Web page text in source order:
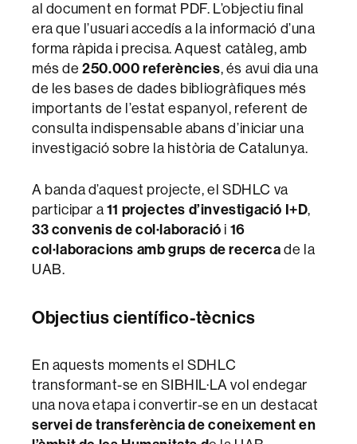
al document en format PDF. L’objectiu final
era que l’usuari accedís a la informació d’una
forma ràpida i precisa. Aquest catàleg, amb
més de250.000 referències, és avui dia una
de les bases de dades bibliogràfiques més
importants de l’estat espanyol, referent de
consulta indispensable abans d’iniciar una
investigació sobre la història de Catalunya.
A banda d’aquest projecte, el SDHLC va
participar a11 projectes d’investigació I+D,
33 convenis de col·laboració i 16
col·laboracions amb grups de recercade la
UAB.
Objectius científico-tècnics
En aquests moments el SDHLC
transformant-se en SIBHIL·LA vol endegar
una nova etapa i convertir-se en un destacat
servei de transferència de coneixement en